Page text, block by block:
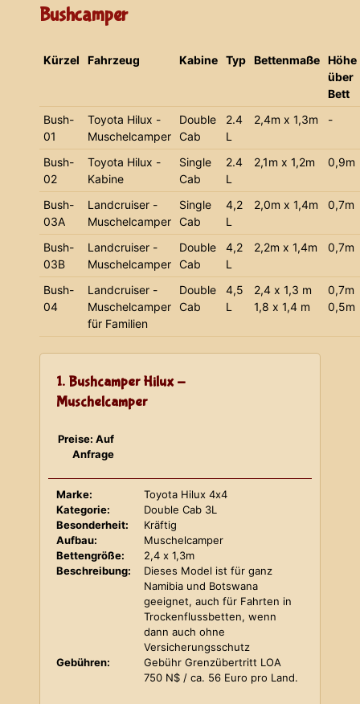
Bushcamper
Kürzel Fahrzeug Kabine Typ Bettenmaße Höhe
über
Bett
Bush-
01
Toyota Hilux -
Muschelcamper
Double
Cab
2.4
L
2,4m x 1,3m -
Bush-
02
Toyota Hilux -
Kabine
Single
Cab
2.4
L
2,1m x 1,2m 0,9m
Bush-
03A
Landcruiser -
Muschelcamper
Single
Cab
4,2
L
2,0m x 1,4m 0,7m
Bush-
03B
Landcruiser -
Muschelcamper
Double
Cab
4,2
L
2,2m x 1,4m 0,7m
Bush-
04
Landcruiser -
Muschelcamper
für Familien
Double
Cab
4,5
L
2,4 x 1,3 m
1,8 x 1,4 m
0,7m
0,5m
1. Bushcamper Hilux -
Muschelcamper
Preise: Auf
Anfrage
Marke:
Toyota Hilux 4x4
Kategorie:
Double Cab 3L
Besonderheit:
Kräftig
Aufbau:
Muschelcamper
Bettengröße:
2,4 x 1,3m
Beschreibung:
Dieses Model ist für ganz
Namibia und Botswana
geeignet, auch für Fahrten in
Trockenflussbetten, wenn
dann auch ohne
Versicherungsschutz
Gebühren:
Gebühr Grenzübertritt LOA
750 N$ / ca. 56 Euro pro Land.